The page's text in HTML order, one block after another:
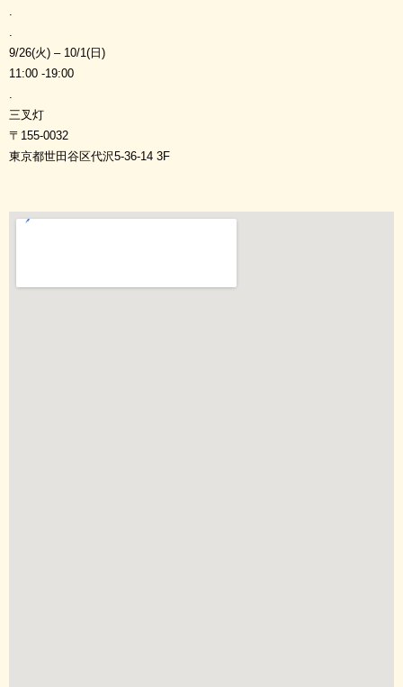
9/26(火) – 10/1(日)
11:00 -19:00
三叉灯
〒155-0032
東京都世田谷区代沢5-36-14 3F